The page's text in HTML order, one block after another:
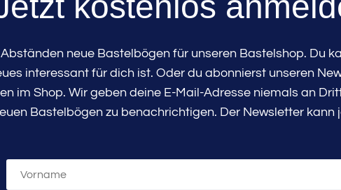
neue Bastelbögen für unseren Bastelshop. Du
interessant für dich ist. Oder du abonnierst unseren
im Shop. Wir geben deine E-Mail-Adresse niemals an
Bastelbögen zu benachrichtigen. Der Newsletter